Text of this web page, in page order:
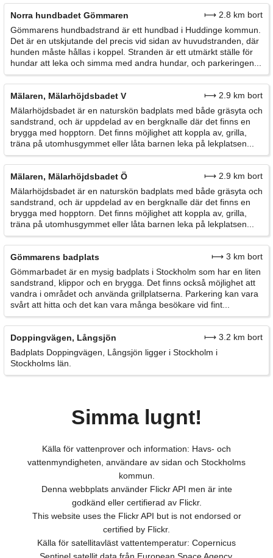
Norra hundbadet Gömmaren
⟼ 2.8 km bort
Gömmarens hundbadstrand är ett hundbad i Huddinge kommun.
Det är en utskjutande del precis vid sidan av huvudstranden, där
hunden måste hållas i koppel. Stranden är ett utmärkt ställe för
hundar att leka och simma med andra hundar, och parkeringen...
Mälaren, Mälarhöjdsbadet V
⟼ 2.9 km bort
Mälarhöjdsbadet är en naturskön badplats med både gräsyta och
sandstrand, och är uppdelad av en bergknalle där det finns en
brygga med hopptorn. Det finns möjlighet att koppla av, grilla,
träna på utomhusgymmet eller låta barnen leka på lekplatsen...
Mälaren, Mälarhöjdsbadet Ö
⟼ 2.9 km bort
Mälarhöjdsbadet är en naturskön badplats med både gräsyta och
sandstrand, och är uppdelad av en bergknalle där det finns en
brygga med hopptorn. Det finns möjlighet att koppla av, grilla,
träna på utomhusgymmet eller låta barnen leka på lekplatsen...
Gömmarens badplats
⟼ 3 km bort
Gömmarbadet är en mysig badplats i Stockholm som har en liten
sandstrand, klippor och en brygga. Det finns också möjlighet att
vandra i området och använda grillplatserna. Parkering kan vara
svårt att hitta och det kan vara många besökare vid fint...
Doppingvägen, Långsjön
⟼ 3.2 km bort
Badplats Doppingvägen, Långsjön ligger i Stockholm i
Stockholms län.
Simma lugnt!
Källa för vattenprover och information: Havs- och
vattenmyndigheten, användare av sidan och Stockholms
kommun.
Denna webbplats använder Flickr API men är inte
godkänd eller certifierad av Flickr.
This website uses the Flickr API but is not endorsed or
certified by Flickr.
Källa för satellitavläst vattentemperatur: Copernicus
Sentinel satellit data från European Space Agency.